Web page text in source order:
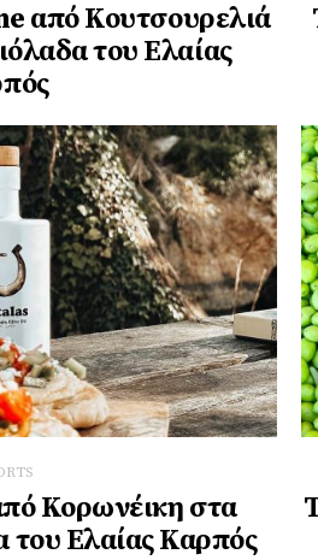
από Κουτσουρελιά
του Ελαίας
Κορωνέικη στα
του Ελαίας Καρπός